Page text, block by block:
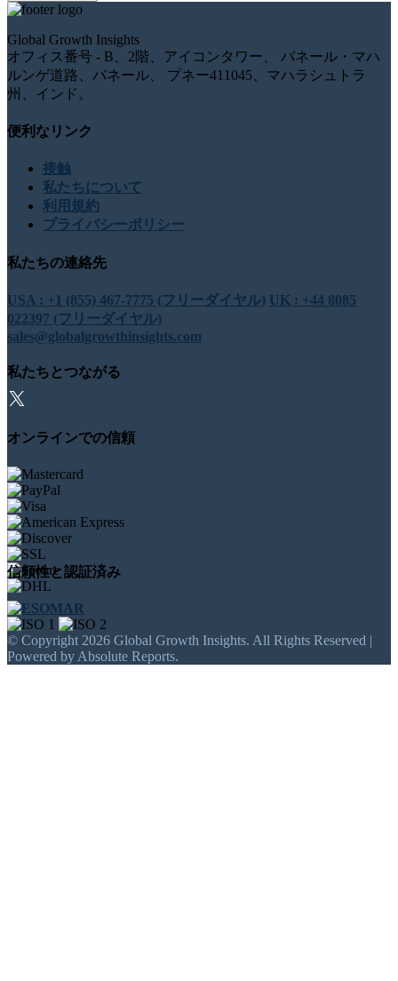
Global Growth Insights
オフィス番号 - B、2階、アイコンタワー、 バネール・マハ
ルンゲ道路、バネール、 プネー411045、マハラシュトラ
州、インド。
便利なリンク
接触
私たちについて
利用規約
プライバシーポリシー
私たちの連絡先
USA : +1 (855) 467-7775 (フリーダイヤル) UK : +44 8085
022397 (フリーダイヤル)
sales@globalgrowthinsights.com
私たちとつながる
オンラインでの信頼
信頼性と認証済み
© Copyright 2026 Global Growth Insights. All Rights Reserved |
Powered by Absolute Reports.